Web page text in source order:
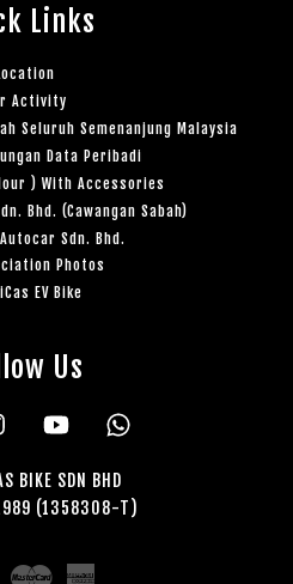
Links
Activity
Seluruh Semenanjung Malaysia
Data Peribadi
) With Accessories
Bhd. (Cawangan Sabah)
Sdn. Bhd.
Photos
EV Bike
Us
Instagram YouTube
BIKE SDN BHD
(1358308-T)
Visa Master